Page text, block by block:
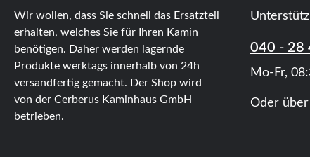
Wir wollen, dass Sie schnell das Ersatzteil
erhalten, welches Sie für Ihren Kamin
benötigen. Daher werden lagernde
Produkte werktags innerhalb von 24h
versandfertig gemacht. Der Shop wird
von der Cerberus Kaminhaus GmbH
betrieben.
040 - 28
Mo-Fr,
Oder